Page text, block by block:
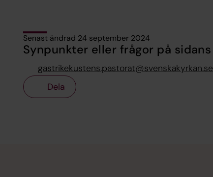
Senast ändrad 24 september 2024
Synpunkter eller frågor på
gastrikekustens.pastorat@svenskakyrkan.se
Dela